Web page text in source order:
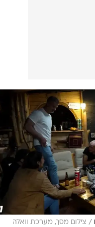
/ צילום מסך, מערכת וואלה